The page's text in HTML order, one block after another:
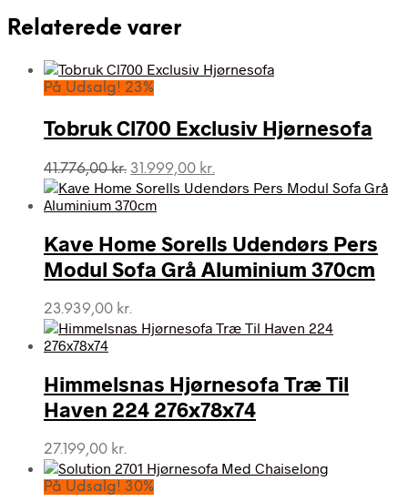
Relaterede varer
På Udsalg! 23%
Tobruk Cl700 Exclusiv Hjørnesofa
41.776,00kr. Den
oprindelige
pris
41.776,00 kr..
31.999,00 kr.
aktuelle
31.999,00 kr..
Kave Home Sorells Udendørs Pers
Modul Sofa Grå Aluminium 370cm
23.939,00 kr.
Himmelsnas Hjørnesofa Træ Til
Haven 224 276x78x74
27.199,00 kr.
På Udsalg! 30%